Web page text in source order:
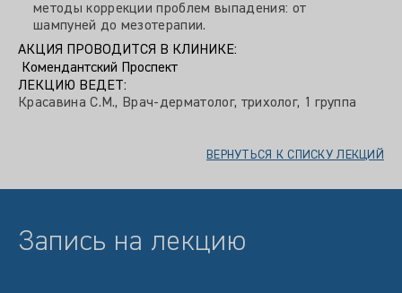
методы коррекции проблем выпадения: от
шампуней до мезотерапии.
АКЦИЯ ПРОВОДИТСЯ В КЛИНИКЕ:
Комендантский Проспект
ЛЕКЦИЮ ВЕДЕТ:
Красавина С.М., Врач-дерматолог, трихолог, 1 группа
ВЕРНУТЬСЯ К СПИСКУ ЛЕКЦИЙ
Запись на лекцию